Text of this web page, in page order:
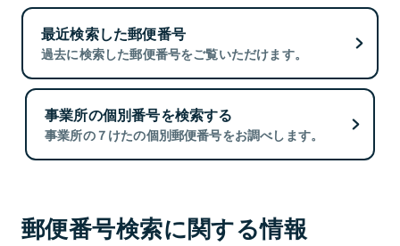
最近検索した郵便番号
過去に検索した郵便番号をご覧いただけます。
事業所の個別番号を検索する
事業所の７けたの個別郵便番号をお調べします。
郵便番号検索に関する情報